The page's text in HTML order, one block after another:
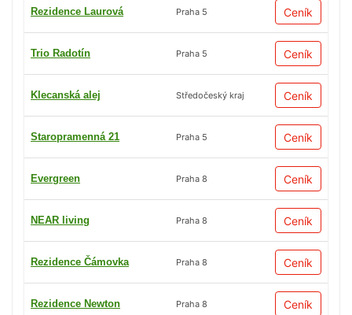
Rezidence Laurová Praha 5 Ceník
Trio Radotín Praha 5 Ceník
Klecanská alej Středočeský kraj Ceník
Staropramenná 21 Praha 5 Ceník
Evergreen Praha 8 Ceník
NEAR living Praha 8 Ceník
Rezidence Čámovka Praha 8 Ceník
Rezidence Newton Praha 8 Ceník